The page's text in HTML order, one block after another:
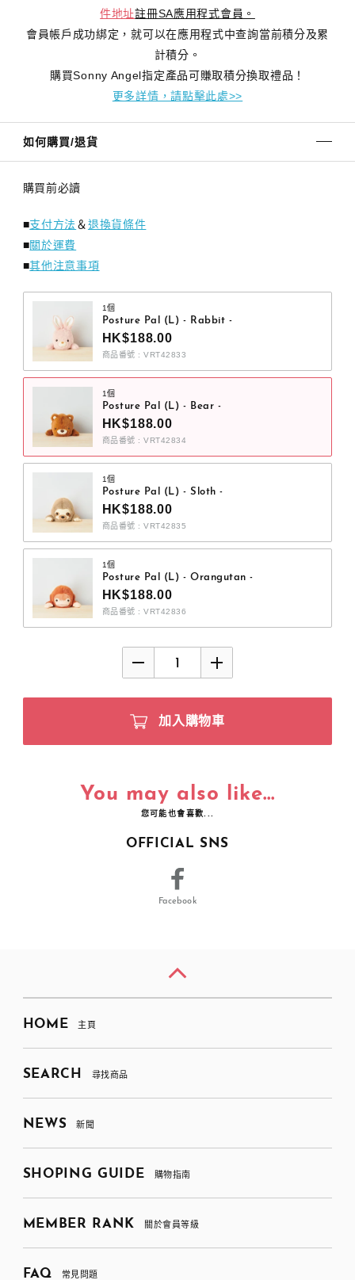
件地址註冊SA應用程式會員。
會員帳戶成功綁定，就可以在應用程式中查詢當前積分及累
計積分。
購買Sonny Angel指定產品可賺取積分換取禮品！
更多詳情，請點擊此處>>
如何購買/退貨
購買前必讀
■支付方法＆退換貨條件
■關於運費
■其他注意事項
1個
Posture Pal (L) - Rabbit -
HK$188.00
商品番號 : VRT42833
1個
Posture Pal (L) - Bear -
HK$188.00
商品番號 : VRT42834
1個
Posture Pal (L) - Sloth -
HK$188.00
商品番號 : VRT42835
1個
Posture Pal (L) - Orangutan -
HK$188.00
商品番號 : VRT42836
加入購物車
You may also like...
您可能也會喜歡...
OFFICIAL SNS
Facebook
HOME 主頁
SEARCH 尋找商品
NEWS 新聞
SHOPING GUIDE 購物指南
MEMBER RANK 關於會員等級
FAQ 常見問題